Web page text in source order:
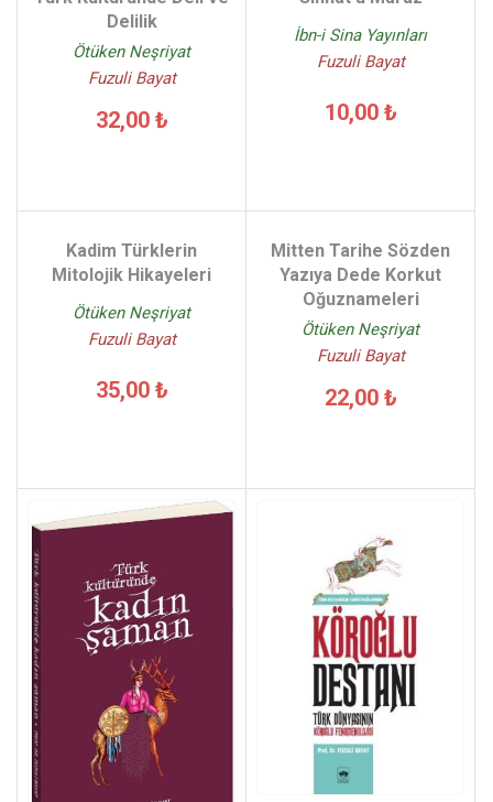
Delilik
Ötüken Neşriyat
Fuzuli Bayat
32,00 ₺
İbn-i Sina Yayınları
Fuzuli Bayat
10,00 ₺
Kadim Türklerin
Mitolojik Hikayeleri
Ötüken Neşriyat
Fuzuli Bayat
35,00 ₺
Mitten Tarihe Sözden
Yazıya Dede Korkut
Oğuznameleri
Ötüken Neşriyat
Fuzuli Bayat
22,00 ₺